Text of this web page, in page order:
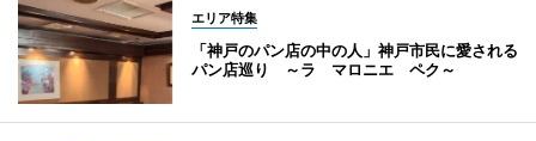
エリア特集
「神戸のパン店の中の人」神戸市民に愛される
パン店巡り ～ラ マロニエ ペク～